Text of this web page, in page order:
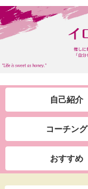
自己紹介
コーチング
おすすめ